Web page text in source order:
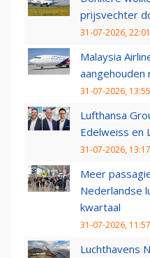
prijsvechter
31-07-2026, 22:01
Malaysia
aangehouden
31-07-2026, 13:55
Lufthansa
Edelweiss en
31-07-2026, 13:17
Meer
Nederlandse
kwartaal
31-07-2026, 11:57
Luchthavens